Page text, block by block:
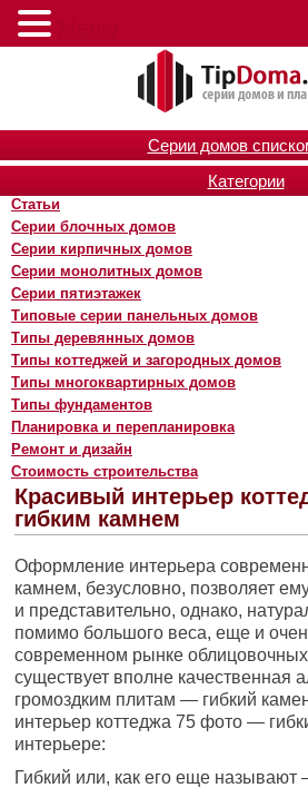
Серии домов
Категории
Статьи
Серии блочных домов
Серии кирпичных домов
Серии монолитных домов
Серии пятиэтажек
Типовые серии панельных домов
Типы деревянных домов
Типы коттеджей и загородных домов
Типы многоквартирных домов
Типы фундаментов
Планировка и перепланировка
Ремонт и дизайн
Стоимость строительства
Красивый интерьер
гибким камнем
Оформление интерьера
камнем, безусловно, позволяет
и представительно, однако,
помимо большого веса, еще и
современном рынке
существует вполне качественная
громоздким плитам — гибкий
интерьер коттеджа 75 фото —
интерьере:
Гибкий или, как его еще называют